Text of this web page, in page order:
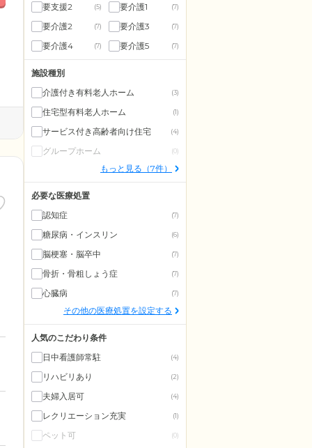
要支援2 (5) 要介護1 (7)
要介護2 (7) 要介護3 (7)
要介護4 (7) 要介護5 (7)
施設種別
介護付き有料老人ホーム
(3)
住宅型有料老人ホーム (1)
サービス付き高齢者向け住宅 (4)
グループホーム (0)
もっと見る（7件）
必要な医療処置
認知症
(7)
糖尿病・インスリン (6)
脳梗塞・脳卒中 (7)
骨折・骨粗しょう症 (7)
心臓病 (7)
その他の医療処置を設定する
人気のこだわり条件
日中看護師常駐
(4)
リハビリあり (2)
夫婦入居可 (4)
レクリエーション充実 (1)
ペット可 (0)